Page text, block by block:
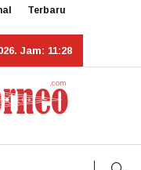
Terbaru
Jam: 11:28